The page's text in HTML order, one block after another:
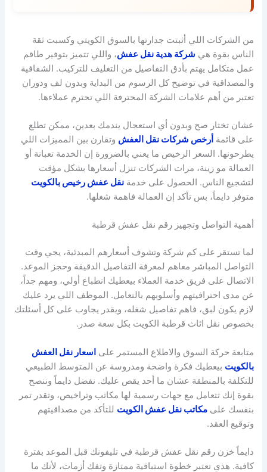
من الشركات اللي أثبتت جدارتها بالسوق الكويتي وكسبت ثقة
الناس بقوة هي شركة هدية نقل عفش، واللي تتميز بتوفير طاقم
عمل متكامل يهتم بأدق التفاصيل من التغليف للتركيب. الشفافية
والمصداقية في توضيح كل الرسوم من البداية وبدون لف ودوران
تعتبر من أهم علامات الشركة المحترفة اللي تحترم عملاءها.
عشان تختار صح وبدون أي استعجال يندمك بعدين، ممكن تطلع
على قائمة أرخص شركات نقل العفش وتقارن بين المميزات اللي
يطرحونها. السعر الرخيص ما يعني بالضرورة إن الخدمة تعبانة أو
العمالة مو زينة، مرات الشركات تنزل أسعارها بشكل مؤقت
لتشجيع الناس. الحصول على خدمةنقل عفش رخيص بالكويت
متوفر دايماً، بس تأكد إن العمالة فاهمة شغلها.
أهمية التواصل وتجهيز رقم نقل عفش قرطبة
لما تستقر على كم شركة وتشوف أسعارهم المبدئية، يجي وقت
التواصل المباشر معاهم لمعرفة التفاصيل الدقيقة وحجز الموعد.
الاتصال على فريق خدمة العملاء بيعطيك انطباع أولي، ومهم جداً،
عن مدى احترافيتهم وأسلوبهم بالتعامل. الموظف اللي يرد عليك
لازم يكون لبق، فاهم تفاصيل شغله، ويقدر يجاوب على كل أسئلتك
بخصوص نقل اثاث قرطبة الكويت بكل سعة صدر.
متابعة حركة السوق والاطلاع المستمر على اسعار نقل العفش
بالكويت بيعطيك فكرة واضحة ومدروسة عن المتوسط الطبيعي
للتكلفة بالمنطقة عشان ما أحد يقص عليك. نفضل دايماً وننصح
بقوة إنك تتعامل مع جهات رسمية لها مكاتب وتراخيص، وتقدر تمر
بنفسك علىمكاتب نقل عفش الكويت للتأكد من مصداقيتهم
وتوقيع العقد.
دايماً خزن رقم نقل عفش قرطبة في تليفونك قبل الموعد بفترة
كافية. هذي تعتبر خطوة استباقية ممتازة وتفك أزمات، لأنك ما